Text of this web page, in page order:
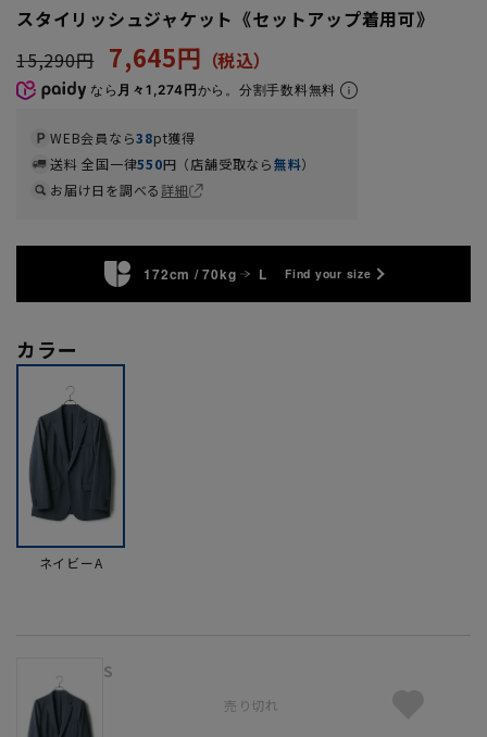
スタイリッシュジャケット《セットアップ着用可》
15,290円
7,645円
なら 月々1,274円から。分割手数料無料
WEB会員なら38pt獲得
送料 全国一律550円（店舗受取なら無料）
お届け日を調べる詳細
172cm / 70kg L Find your size
カラー
ネイビーA
S
売り切れ